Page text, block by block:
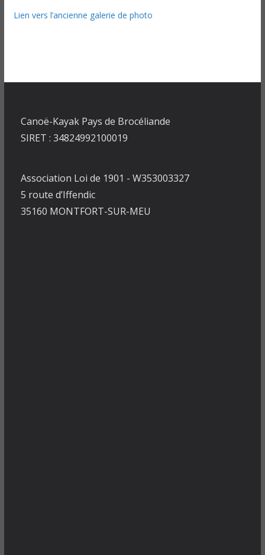
Lien vers l’ancienne galerie de photo
Canoë-Kayak Pays de Brocéliande
SIRET : 34824992100019
Association Loi de 1901 - W353003327
5 route d’Iffendic
35160 MONTFORT-SUR-MEU